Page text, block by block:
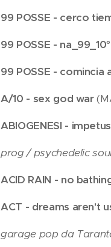
99 POSSE - cerco
99 POSSE - na_99_10°
99 POSSE - comincia
A/10 - sex god war
ABIOGENESI -
prog / psychedelic
ACID RAIN - no
ACT - dreams aren't
garage pop da